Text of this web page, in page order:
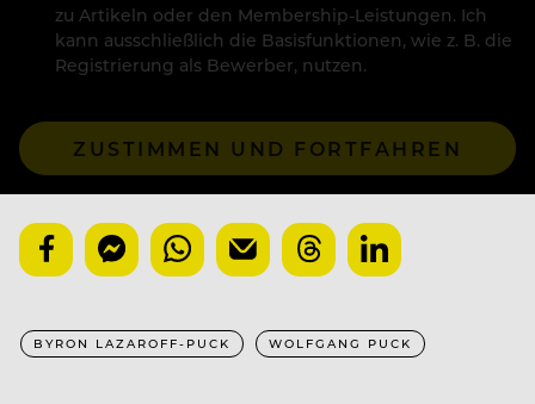
zu Artikeln oder den Membership-Leistungen. Ich
kann ausschließlich die Basisfunktionen, wie z. B. die
Registrierung als Bewerber, nutzen.
ZUSTIMMEN UND FORTFAHREN
BYRON LAZAROFF-PUCK WOLFGANG PUCK